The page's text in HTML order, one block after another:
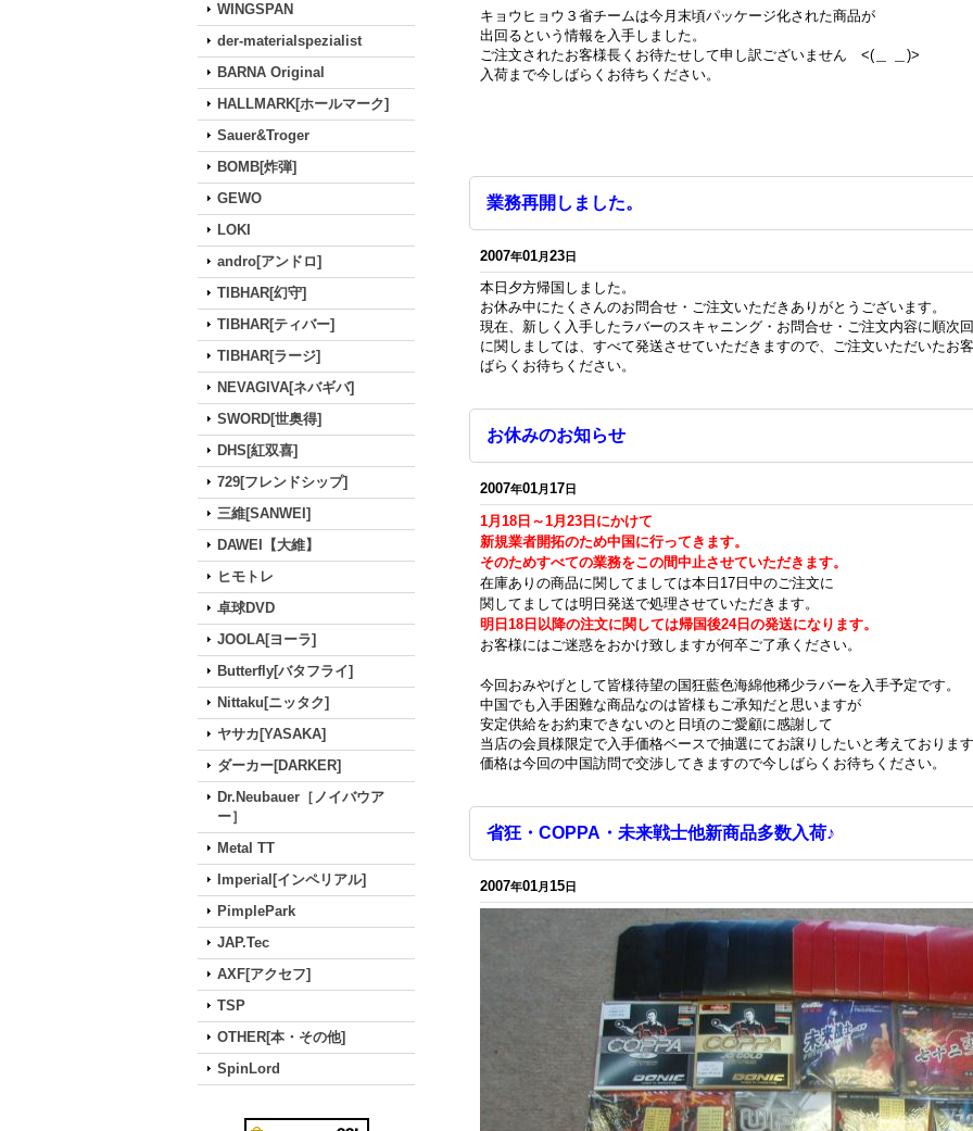
WINGSPAN
der-materialspezialist
BARNA Original
HALLMARK[ホールマーク]
Sauer&Troger
BOMB[炸弾]
GEWO
LOKI
andro[アンドロ]
TIBHAR[幻守]
TIBHAR[ティバー]
TIBHAR[ラージ]
NEVAGIVA[ネバギバ]
SWORD[世奥得]
DHS[紅双喜]
729[フレンドシップ]
三維[SANWEI]
DAWEI【大維】
ヒモトレ
卓球DVD
JOOLA[ヨーラ]
Butterfly[バタフライ]
Nittaku[ニッタク]
ヤサカ[YASAKA]
ダーカー[DARKER]
Dr.Neubauer［ノイバウア
ー］
Metal TT
Imperial[インペリアル]
PimplePark
JAP.Tec
AXF[アクセフ]
TSP
OTHER[本・その他]
SpinLord
キョウヒョウ３省チームは今月末頃パッケージ化された商品が
出回るという情報を入手しました。
ご注文されたお客様長くお待たせして申し訳ございません <(＿ ＿)>
入荷まで今しばらくお待ちください。
業務再開しました。
2007年01月23日
本日夕方帰国しました。
お休み中にたくさんのお問合せ・ご注文いただきありがとうございます。
現在、新しく入手したラバーのスキャニング・お問合せ・ご注文内容に順次
に関しましては、すべて発送させていただきますので、ご注文いただいたお
ばらくお待ちください。
お休みのお知らせ
2007年01月17日
1月18日～1月23日にかけて
新規業者開拓のため中国に行ってきます。
そのためすべての業務をこの間中止させていただきます。
在庫ありの商品に関してましては本日17日中のご注文に
関してましては明日発送で処理させていただきます。
明日18日以降の注文に関しては帰国後24日の発送になります。
お客様にはご迷惑をおかけ致しますが何卒ご了承ください。
今回おみやげとして皆様待望の国狂藍色海綿他稀少ラバーを入手予定です。
中国でも入手困難な商品なのは皆様もご承知だと思いますが
安定供給をお約束できないのと日頃のご愛顧に感謝して
当店の会員様限定で入手価格ベースで抽選にてお譲りしたいと考えておりま
価格は今回の中国訪問で交渉してきますので今しばらくお待ちください。
省狂・COPPA・未来戦士他新商品多数入荷♪
2007年01月15日